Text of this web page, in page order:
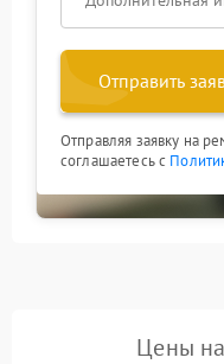
Отправить
Отправляя заявку на
соглашаетесь с
Цены